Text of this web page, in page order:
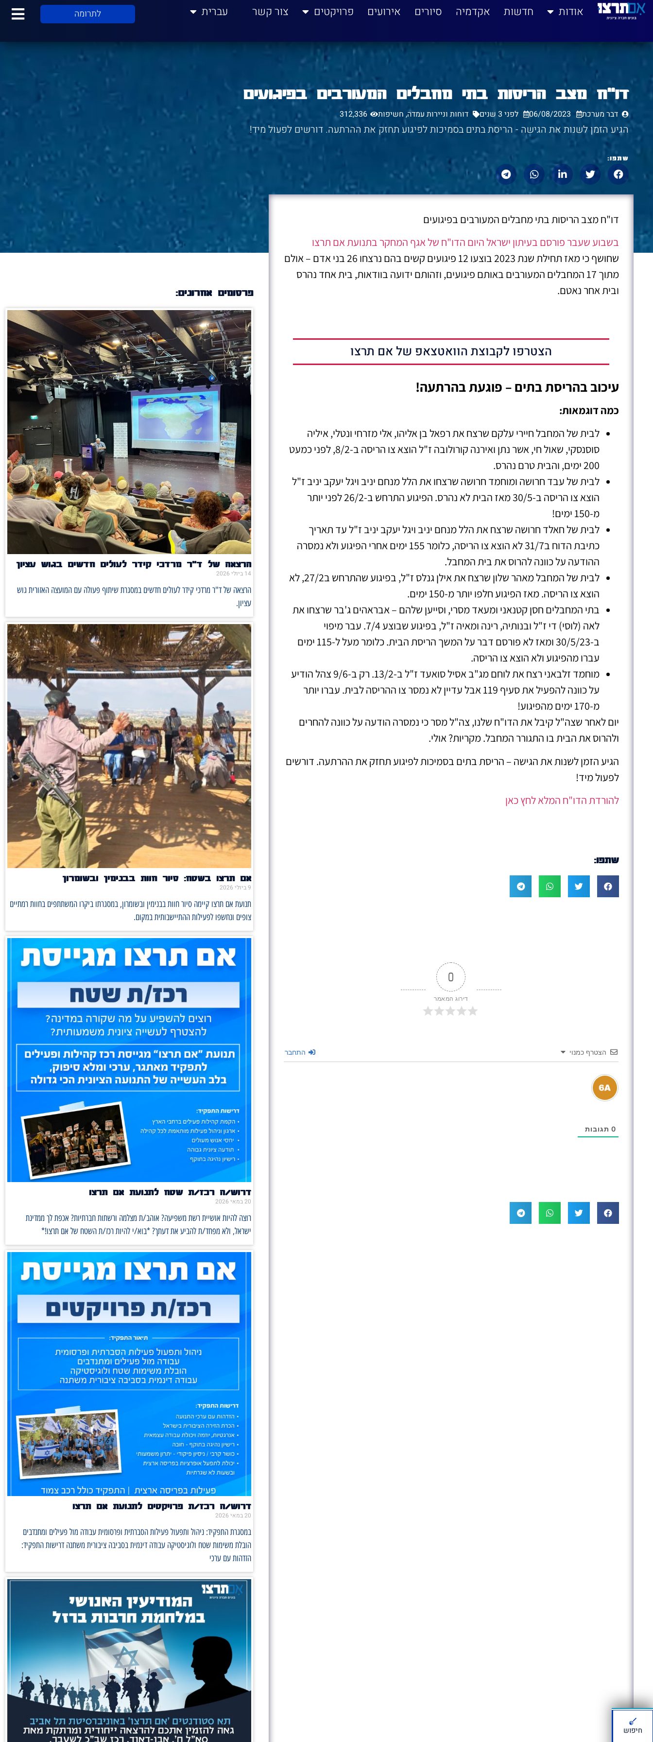
לתוכן אודות חדשות אקדמיה סיורים אירועים פרויקטים צור קשר עברית לתרומה
דו"ח מצב הריסות בתי מחבלים המעורבים בפיגועים
דבר מערכת 06/08/2023 לפני 3 שנים דוחות וניירות עמדה, חשיפות 312,336
הגיע הזמן לשנות את הגישה - הריסת בתים בסמיכות לפיגוע תחזק את ההרתעה. דורשים לפעול מיד!
שתפו:
דו"ח מצב הריסות בתי מחבלים המעורבים בפיגועים
בשבוע שעבר פורסם בעיתון ישראל היום הדו"ח של אגף המחקר בתנועת אם תרצו
שחושף כי מאז תחילת שנת 2023 בוצעו 12 פיגועים קשים בהם נרצחו 26 בני אדם – אולם
מתוך 17 המחבלים המעורבים באותם פיגועים, וזהותם ידועה בוודאות, בית אחד נהרס
ובית אחר נאטם.
הצטרפו לקבוצת הוואטצאפ של אם תרצו
עיכוב בהריסת בתים – פוגעת בהרתעה!
כמה דוגמאות:
לבית של המחבל חיירי עלקם שרצח את רפאל בן אליהו, אלי מזרחי ונטלי, איליה
סוסנסקי, שאול חי, אשר נתן ואירנה קורולובה ז"ל הוצא צו הריסה ב-8/2, לפני כמעט
200 ימים, והבית טרם נהרס.
לבית של עבד חרושה ומוחמד חרושה שרצחו את הלל מנחם יניב ויגל יעקב יניב ז"ל
הוצא צו הריסה ב-30/5 מאז הבית לא נהרס. הפיגוע התרחש ב-26/2 לפני יותר
מ-150 ימים!
לבית של חאלד חרושה שרצח את הלל מנחם יניב ויגל יעקב יניב ז"ל עד תאריך
כתיבת הדוח ב31/7 לא הוצא צו הריסה, כלומר 155 ימים אחרי הפיגוע ולא נמסרה
ההודעה על כוונה להרוס את בית המחבל.
לבית של המחבל מאהר שלון שרצח את אילן גנלס ז"ל, בפיגוע שהתרחש ב27/2, לא
הוצא צו הריסה. מאז הפיגוע חלפו יותר מ-150 ימים.
בתי המחבלים חסן קטנאני ומעאד מסרי, וסייען שלהם – אבראהים ג'בר שרצחו את
לאה (לוסי) די ז"ל ובנותיה, רינה ומאיה ז"ל, בפיגוע שבוצע 7/4. עבר מיפוי
ב-30/5/23 ומאז לא פורסם דבר על המשך הריסת הבית. כלומר מעל ל-115 ימים
עברו מהפיגוע ולא הוצא צו הריסה.
מוחמד זלבאני רצח את לוחם מג"ב אסיל סואעד ז"ל ב-13/2. רק ב-9/6 צהל הודיע
על כוונה להפעיל את סעיף 119 אבל עדיין לא נמסר צו ההריסה לבית. עברו יותר
מ-170 ימים מהפיגוע!
יום לאחר שצה"ל קיבל את הדו"ח שלנו, צה"ל מסר כי נמסרה הודעה על כוונה להחרים
ולהרוס את הבית בו התגורר המחבל. מקריות? אולי.
הגיע הזמן לשנות את הגישה – הריסת בתים בסמיכות לפיגוע תחזק את ההרתעה. דורשים
לפעול מיד!
להורדת הדו"ח המלא לחץ כאן
שתפו:
0
דירוג המאמר
הצטרף כמנוי התחבר
0 תגובות
פרסומים אחרונים:
הרצאה של ד"ר מרדכי קידר לעולים חדשים בגוש עציון
14 ביולי 2026
הרצאה של ד"ר מרדכי קידר לעולים חדשים במסגרת שיתוף פעולה עם המועצה האזורית גוש
עציון.
אם תרצו בשטח: סיור חוות בבנימין ובשומרון
9 ביולי 2026
תנועת אם תרצו קיימה סיור חוות בבנימין ובשומרון, במסגרתו ביקרו המשתתפים בחוות רמתיים
צופים ונחשפו לפעילות ההתיישבותית במקום.
דרוש/ה רכז/ת שטח לתנועת אם תרצו
20 במאי 2026
רוצה להיות אושיית רשת משפיעה? אוהב/ת מצלמה ורשתות חברתיות? אכפת לך ממדינת
ישראל, ולא מפחד/ת להביע את דעתך? *בוא/י להיות רכז/ת השטח של אם תרצו!*
דרוש/ה רכז/ת פרויקטים לתנועת אם תרצו
20 במאי 2026
במסגרת התפקיד: ניהול ותפעול פעילות הסברתית ופרסומית עבודה מול פעילים ומתנדבים
הובלת משימות שטח ולוגיסטיקה עבודה דינמית בסביבה ציבורית משתנה דרישות התפקיד:
הזדהות עם ערכי
חיפוש